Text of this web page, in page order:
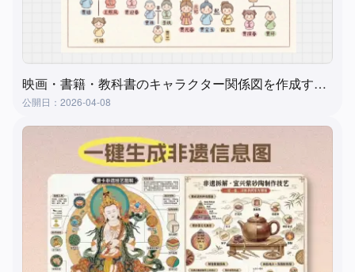
映画・書籍・教科書のキャラクター関係図を作成する方法？超実用的で簡単な方法
公開日：2026-04-08